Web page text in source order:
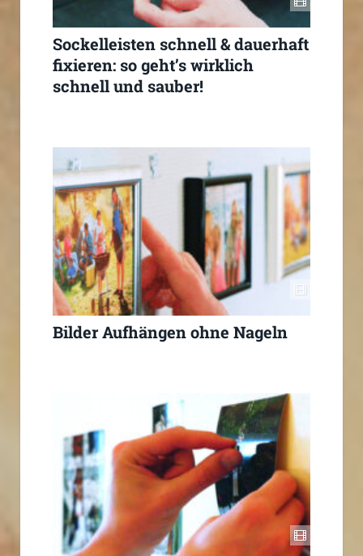
Sockelleisten schnell & dauerhaft
fixieren: so geht’s wirklich
schnell und sauber!
Bilder Aufhängen ohne Nageln